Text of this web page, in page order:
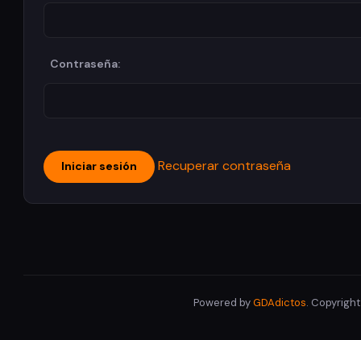
Contraseña:
Recuperar contraseña
Powered byGDAdictos.